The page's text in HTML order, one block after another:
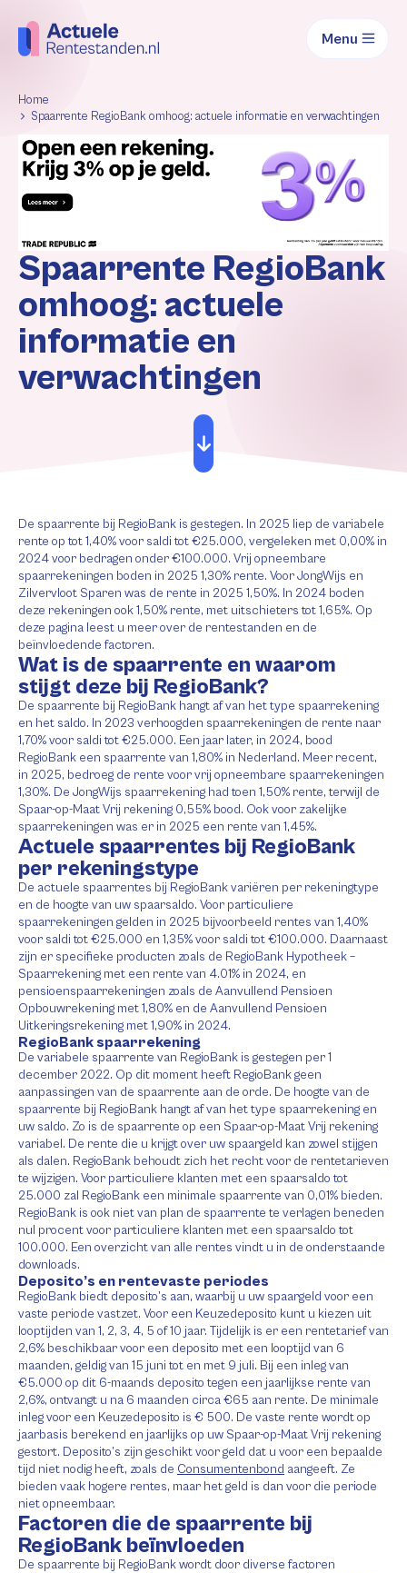
Menu
Home
Spaarrente RegioBank omhoog: actuele informatie en verwachtingen
Spaarrente RegioBank
omhoog: actuele
informatie en
verwachtingen
De spaarrente bij RegioBank is gestegen. In 2025 liep de variabele
rente op tot 1,40% voor saldi tot €25.000, vergeleken met 0,00% in
2024 voor bedragen onder €100.000. Vrij opneembare
spaarrekeningen boden in 2025 1,30% rente. Voor JongWijs en
Zilvervloot Sparen was de rente in 2025 1,50%. In 2024 boden
deze rekeningen ook 1,50% rente, met uitschieters tot 1,65%. Op
deze pagina leest u meer over de rentestanden en de
beïnvloedende factoren.
Wat is de spaarrente en waarom
stijgt deze bij RegioBank?
De spaarrente bij RegioBank hangt af van het type spaarrekening
en het saldo. In 2023 verhoogden spaarrekeningen de rente naar
1,70% voor saldi tot €25.000. Een jaar later, in 2024, bood
RegioBank een spaarrente van 1,80% in Nederland. Meer recent,
in 2025, bedroeg de rente voor vrij opneembare spaarrekeningen
1,30%. De JongWijs spaarrekening had toen 1,50% rente, terwijl de
Spaar-op-Maat Vrij rekening 0,55% bood. Ook voor zakelijke
spaarrekeningen was er in 2025 een rente van 1,45%.
Actuele spaarrentes bij RegioBank
per rekeningstype
De actuele spaarrentes bij RegioBank variëren per rekeningtype
en de hoogte van uw spaarsaldo. Voor particuliere
spaarrekeningen gelden in 2025 bijvoorbeeld rentes van 1,40%
voor saldi tot €25.000 en 1,35% voor saldi tot €100.000. Daarnaast
zijn er specifieke producten zoals de RegioBank Hypotheek –
Spaarrekening met een rente van 4.01% in 2024, en
pensioenspaarrekeningen zoals de Aanvullend Pensioen
Opbouwrekening met 1,80% en de Aanvullend Pensioen
Uitkeringsrekening met 1,90% in 2024.
RegioBank spaarrekening
De variabele spaarrente van RegioBank is gestegen per 1
december 2022. Op dit moment heeft RegioBank geen
aanpassingen van de spaarrente aan de orde. De hoogte van de
spaarrente bij RegioBank hangt af van het type spaarrekening en
uw saldo. Zo is de spaarrente op een Spaar-op-Maat Vrij rekening
variabel. De rente die u krijgt over uw spaargeld kan zowel stijgen
als dalen. RegioBank behoudt zich het recht voor de rentetarieven
te wijzigen. Voor particuliere klanten met een spaarsaldo tot
25.000 zal RegioBank een minimale spaarrente van 0,01% bieden.
RegioBank is ook niet van plan de spaarrente te verlagen beneden
nul procent voor particuliere klanten met een spaarsaldo tot
100.000. Een overzicht van alle rentes vindt u in de onderstaande
downloads.
Deposito’s en rentevaste periodes
RegioBank biedt deposito’s aan, waarbij u uw spaargeld voor een
vaste periode vastzet. Voor een Keuzedeposito kunt u kiezen uit
looptijden van 1, 2, 3, 4, 5 of 10 jaar. Tijdelijk is er een rentetarief van
2,6% beschikbaar voor een deposito met een looptijd van 6
maanden, geldig van 15 juni tot en met 9 juli. Bij een inleg van
€5.000 op dit 6-maands deposito tegen een jaarlijkse rente van
2,6%, ontvangt u na 6 maanden circa €65 aan rente. De minimale
inleg voor een Keuzedeposito is € 500. De vaste rente wordt op
jaarbasis berekend en jaarlijks op uw Spaar-op-Maat Vrij rekening
gestort. Deposito’s zijn geschikt voor geld dat u voor een bepaalde
tijd niet nodig heeft, zoals de Consumentenbond aangeeft. Ze
bieden vaak hogere rentes, maar het geld is dan voor die periode
niet opneembaar.
Factoren die de spaarrente bij
RegioBank beïnvloeden
De spaarrente bij RegioBank wordt door diverse factoren